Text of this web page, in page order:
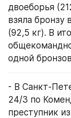
двоеборья
взяла бронзу
(92,5 кг). В
одной
- В Санкт-
24/3 по
преступник